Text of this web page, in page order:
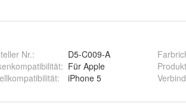
Nr.:
D5-C009-A
: Für Apple
: iPhone 5